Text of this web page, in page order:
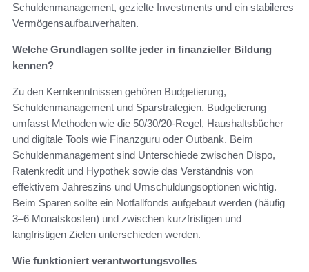
Schuldenmanagement, gezielte Investments und ein stabileres
Vermögensaufbauverhalten.
Welche Grundlagen sollte jeder in finanzieller Bildung
kennen?
Zu den Kernkenntnissen gehören Budgetierung,
Schuldenmanagement und Sparstrategien. Budgetierung
umfasst Methoden wie die 50/30/20-Regel, Haushaltsbücher
und digitale Tools wie Finanzguru oder Outbank. Beim
Schuldenmanagement sind Unterschiede zwischen Dispo,
Ratenkredit und Hypothek sowie das Verständnis von
effektivem Jahreszins und Umschuldungsoptionen wichtig.
Beim Sparen sollte ein Notfallfonds aufgebaut werden (häufig
3–6 Monatskosten) und zwischen kurzfristigen und
langfristigen Zielen unterschieden werden.
Wie funktioniert verantwortungsvolles